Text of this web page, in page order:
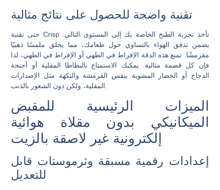
تقنية واضحة للحصول على نتائج مثالية
حتى تقنية Crisp تأخذ تجربة الطبخ الخاصة بك إلى المستوى التالي.
يضمن تدفق الهواء بالتساوي حول طعامك، مما يخلق ملمسًا ذهبيًا
مقرمشًا. تمنع هذه الدقة الإفراط في الطهي أو الإفراط في الطهي، لذا
فإن كل قضمة مثالية. يمكنك الاستمتاع بالبطاطا المقلية أو أجنحة
الدجاج أو الخضار المشوية بنفس القرمشة والنكهة مثل الإصدارات
الميزات الرئيسية للمقبض
الميكانيكي بدون مقلاة هوائية
إلكترونية غير لاصقة بالزيت
إعدادات رقمية مسبقة وثرموستات قابل
للتعديل